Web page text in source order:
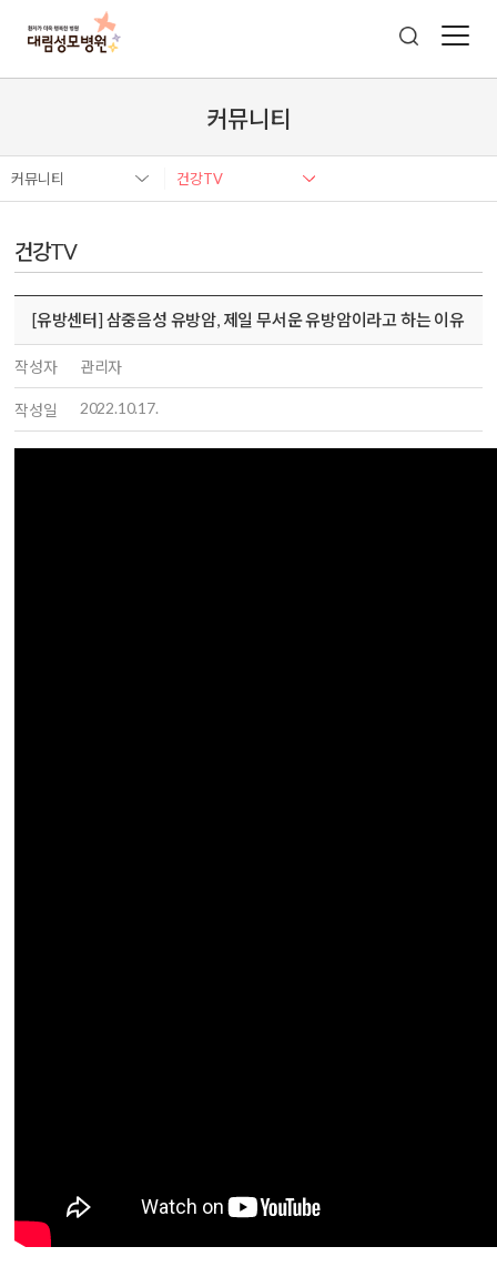
커뮤니티
커뮤니티 건강TV
건강TV
[유방센터] 삼중음성 유방암, 제일 무서운 유방암이라고 하는 이유
작성자 관리자
작성일 2022.10.17.